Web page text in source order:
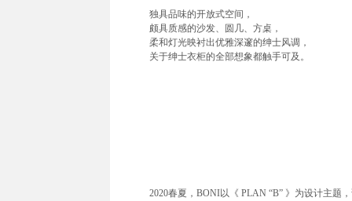
独具品味的开放式空间，
颇具质感的沙发、圆几、方桌，
柔和灯光映衬出优雅深邃的绅士风调，
关于绅士衣柜的全部想象都触手可及。
2020春夏，BONI以《 PLAN “B” 》为设计主题